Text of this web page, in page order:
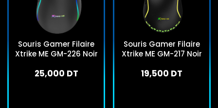
Souris Gamer Filaire
Xtrike ME GM-226 Noir
25,000 DT
Souris Gamer Filaire
Xtrike ME GM-217 Noir
19,500 DT